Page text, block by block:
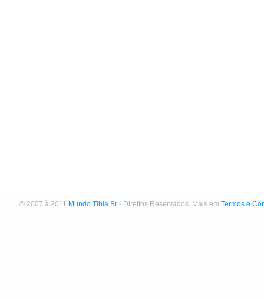
© 2007 à 2011 Mundo Tibia Br - Direitos Reservados. Mais em Termos e